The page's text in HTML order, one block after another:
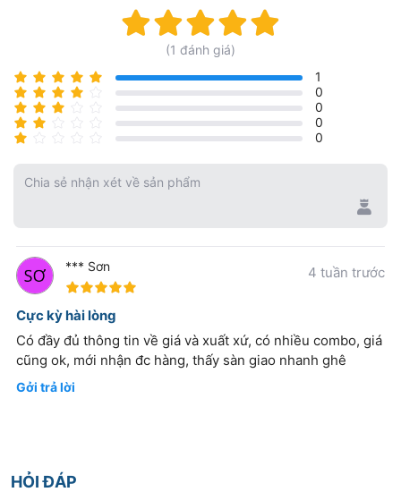
(1 đánh giá)
1
0
0
0
0
Chia sẻ nhận xét về sản phẩm
*** Sơn
4 tuần trước
Cực kỳ hài lòng
Có đầy đủ thông tin về giá và xuất xứ, có nhiều combo, giá
cũng ok, mới nhận đc hàng, thấy sàn giao nhanh ghê
Gởi trả lời
HỎI ĐÁP